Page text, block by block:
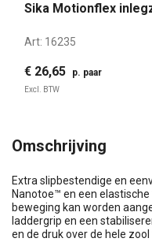
Sika Motionflex
Art: 16235
€ 26,65 p. paar
Excl. BTW
Omschrijving
Extra slipbestendige en
Nanotoe™ en een
beweging kan worden
laddergrip en een
en de druk over de hele